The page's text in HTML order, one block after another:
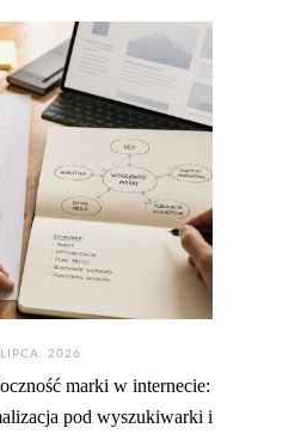
2026
marki w internecie:
pod wyszukiwarki i